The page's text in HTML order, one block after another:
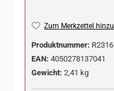
Zum Merkzettel
Produktnummer:
EAN: 4050278137041
Gewicht: 2,41 kg